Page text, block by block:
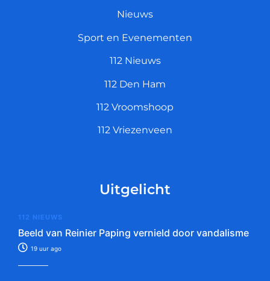
Nieuws
Sport en Evenementen
112 Nieuws
112 Den Ham
112 Vroomshoop
112 Vriezenveen
Uitgelicht
112 NIEUWS
Beeld van Reinier Paping vernield door vandalisme
19 uur ago